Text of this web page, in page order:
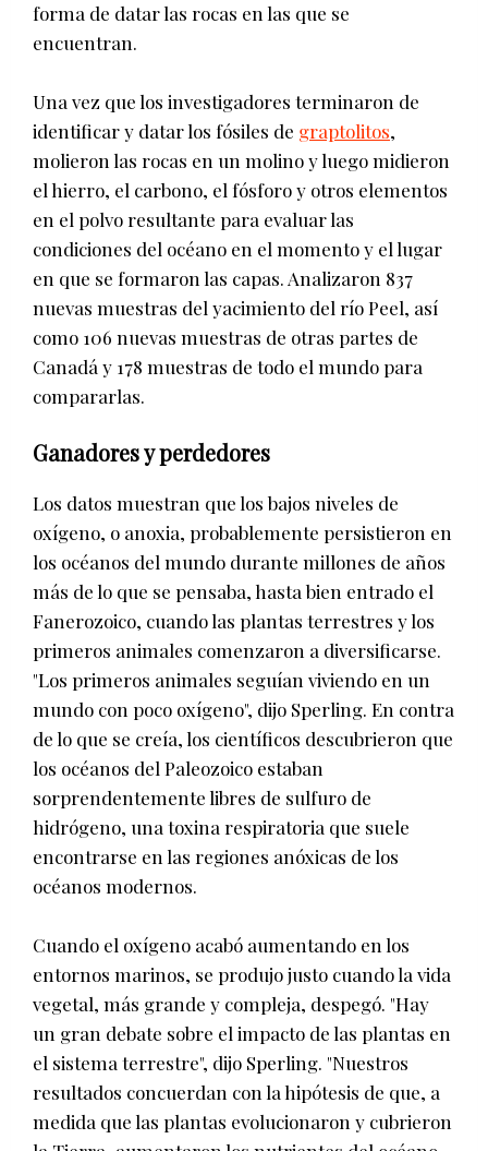
forma de datar las rocas en las que se
encuentran.
Una vez que los investigadores terminaron de
identificar y datar los fósiles de graptolitos,
molieron las rocas en un molino y luego midieron
el hierro, el carbono, el fósforo y otros elementos
en el polvo resultante para evaluar las
condiciones del océano en el momento y el lugar
en que se formaron las capas. Analizaron 837
nuevas muestras del yacimiento del río Peel, así
como 106 nuevas muestras de otras partes de
Canadá y 178 muestras de todo el mundo para
compararlas.
Ganadores y perdedores
Los datos muestran que los bajos niveles de
oxígeno, o anoxia, probablemente persistieron en
los océanos del mundo durante millones de años
más de lo que se pensaba, hasta bien entrado el
Fanerozoico, cuando las plantas terrestres y los
primeros animales comenzaron a diversificarse.
"Los primeros animales seguían viviendo en un
mundo con poco oxígeno", dijo Sperling. En contra
de lo que se creía, los científicos descubrieron que
los océanos del Paleozoico estaban
sorprendentemente libres de sulfuro de
hidrógeno, una toxina respiratoria que suele
encontrarse en las regiones anóxicas de los
océanos modernos.
Cuando el oxígeno acabó aumentando en los
entornos marinos, se produjo justo cuando la vida
vegetal, más grande y compleja, despegó. "Hay
un gran debate sobre el impacto de las plantas en
el sistema terrestre", dijo Sperling. "Nuestros
resultados concuerdan con la hipótesis de que, a
medida que las plantas evolucionaron y cubrieron